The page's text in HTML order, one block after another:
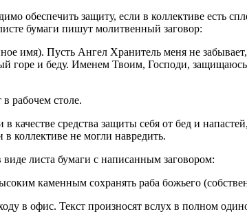
обеспечить защиту, если в коллективе есть
бумаги пишут молитвенный заговор:
имя). Пусть Ангел Хранитель меня не
горе и беду. Именем Твоим, Господи,
рабочем столе.
качестве средства защиты себя от бед и
коллективе не могли навредить.
виде листа бумаги с написанным заговором:
каменным сохранять раба божьего
в офис. Текст произносят вслух в полном